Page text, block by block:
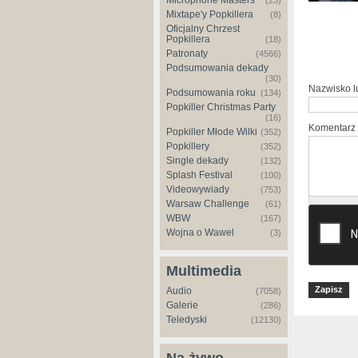
Mixtape'y Popkillera (8)
Oficjalny Chrzest
Popkillera
(18)
Patronaty (4566)
Podsumowania dekady
(30)
Podsumowania roku (134)
Popkiller Christmas Party
(16)
Popkiller Młode Wilki (352)
Popkillery (352)
Single dekady (132)
Splash Festival (100)
Videowywiady (753)
Warsaw Challenge (61)
WBW (167)
Wojna o Wawel (3)
Multimedia
Audio (7058)
Galerie (286)
Teledyski (12130)
Nazwisko
Komentarz